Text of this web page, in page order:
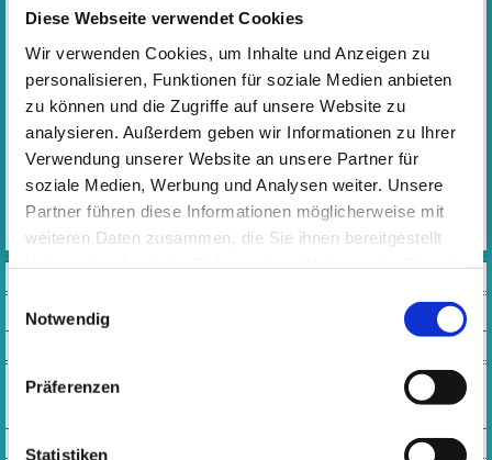
Diese Webseite verwendet Cookies
Wir verwenden Cookies, um Inhalte und Anzeigen zu
personalisieren, Funktionen für soziale Medien anbieten
zu können und die Zugriffe auf unsere Website zu
analysieren. Außerdem geben wir Informationen zu Ihrer
Verwendung unserer Website an unsere Partner für
soziale Medien, Werbung und Analysen weiter. Unsere
Partner führen diese Informationen möglicherweise mit
weiteren Daten zusammen, die Sie ihnen bereitgestellt
Datenschutzhinweise
Notwendig
Präferenzen
Statistiken
Donnerstag, 15:00 - 16:15 Uhr
Anna-Maria Wildberger, Immanuel-Kant-Schule
Petra Hartmann, Max-Planck-Schule
​​​​​​​ Malte von der Lühe, Musikschule